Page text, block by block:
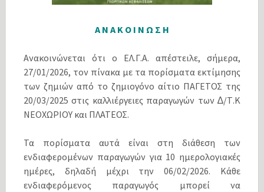
Α Ν Α Κ Ο Ι Ν Ω Σ Η
Ανακοινώνεται ότι ο ΕΛ.Γ.Α. απέστειλε, σήµερα,
27/01/2026, τον πίνακα µε τα πορίσµατα εκτίµησης
των ζηµιών από το ζηµιογόνο αίτιο ΠΑΓΕΤΟΣ της
20/03/2025 στις καλλιέργειες παραγωγών των ∆/Τ.Κ
ΝΕΟΧΩΡΙΟΥ και ΠΛΑΤΕΟΣ.
Τα πορίσµατα αυτά είναι στη διάθεση των
ενδιαφεροµένων παραγωγών για 10 ηµερολογιακές
ηµέρες, δηλαδή µέχρι την 06/02/2026. Κάθε
ενδιαφερόµενος παραγωγός µπορεί να